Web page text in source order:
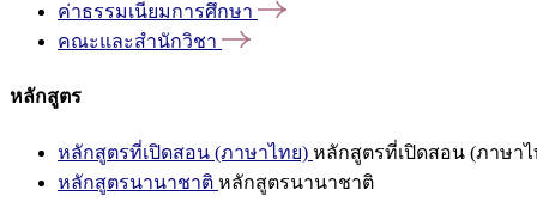
ค่าธรรมเนียมการศึกษา
คณะและสำนักวิชา
หลักสูตร
หลักสูตรที่เปิดสอน (ภาษาไทย) หลักสูตรที่เปิดสอน (ภาษาไ
หลักสูตรนานาชาติ หลักสูตรนานาชาติ